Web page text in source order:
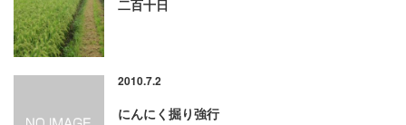
二百十日
2010.7.2
にんにく掘り強行